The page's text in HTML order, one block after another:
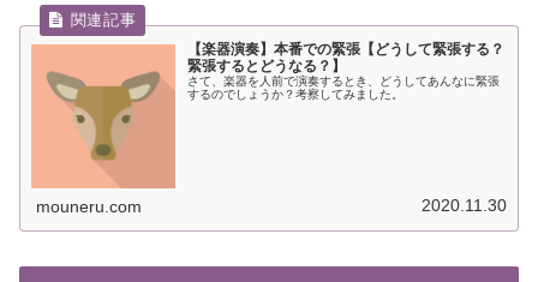
【楽器演奏】本番での緊張【どうして緊張する？
緊張するとどうなる？】
さて、楽器を人前で演奏するとき、どうしてあんなに緊張
するのでしょうか？考察してみました。
mouneru.com 2020.11.30